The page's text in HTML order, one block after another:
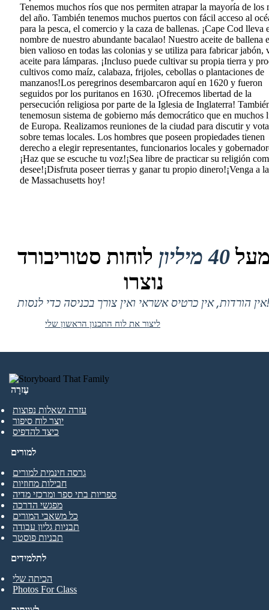
Tenemos muchos ríos que nos permiten atrapar la mayoría de los
del año. También tenemos muchos puertos con fácil acceso al
para la pesca, el comercio y la caza de ballenas. ¡Cape Cod lleva
nombre de nuestro abundante bacalao! Nuestro aceite de ballena
bien valioso en todas las colonias y se utiliza para fabricar jabón,
aceite para lámparas. ¡Incluso puede cultivar su propia tierra y
cultivos como maíz, calabaza, frijoles, cebollas o plantaciones de
manzanos!Los peregrinos desembarcaron aquí en 1620 y fueron
seguidos por los puritanos en 1630. ¡Ofrecemos libertad de la
persecución religiosa por parte de la Iglesia de Inglaterra!
tenemosun sistema de gobierno más democrático que en muchos
de Europa. Realizamos reuniones de la ciudad para discutir y
sobre temas locales. Los hombres que poseen propiedades tienen
derecho a elegir representantes, funcionarios locales y
¡Haz que se escuche tu voz!¡Sea libre de practicar su religión
desee!¡Disfruta poseer tierras y ganar tu propio dinero!¡Venga a
de Massachusetts hoy!
40 מיליון
לוחות סטוריבורד
נוצרו
אין הורדות, אין כרטיס אשראי ואין צורך בכניסה כדי לנסות!
ליצור את לוח התכנון הראשון שלי
עֶזרָה
עזרה ושאלות נפוצות
יוצר לוח סיפור
כיצד להדפיס
לתלמידים
הכיתה שלי
Photos For Class
למורים
גרסה חינמית למורים
חבילות מחוזיות
ספריות בתי ספר ומרכזי מדיה
מפגשי הדרכה
כל משאבי המורים
תבניות גליון עבודה
תבניות פוסטר